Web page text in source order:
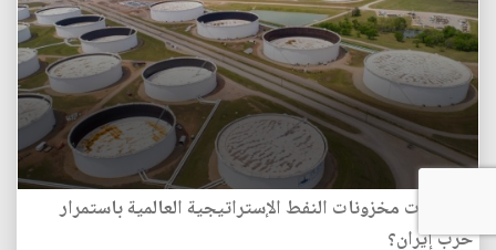
هل تأثرت مخزونات النفط الإستراتيجية العالمية باستمرار
حرب إيران؟